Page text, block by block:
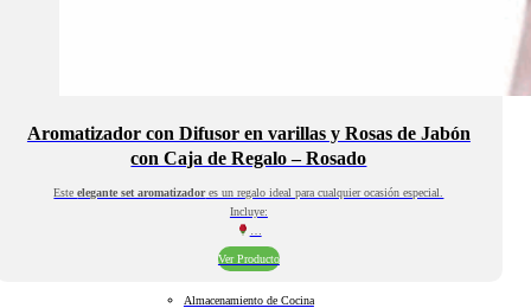
Aromatizador con Difusor en varillas y Rosas de Jabón
con Caja de Regalo – Rosado
Esteelegante set aromatizadores un regalo ideal para cualquier ocasión especial.
Incluye:
Ver Producto
Almacenamiento de Cocina